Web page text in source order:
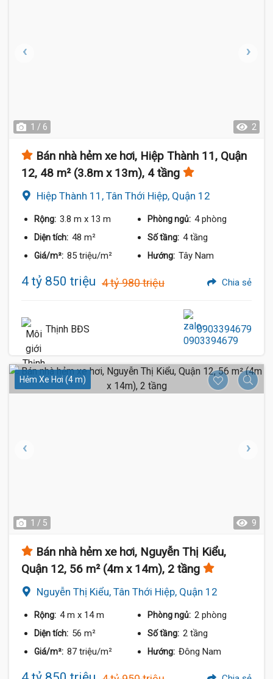
1 / 6 2
Bán nhà hẻm xe hơi, Hiệp Thành 11, Quận
12, 48 m² (3.8m x 13m), 4 tầng
Hiệp Thành 11, Tân Thới Hiệp, Quận 12
Rộng: 3.8 m x 13 m Phòng ngủ: 4 phòng
Diện tích: 48 m² Số tầng: 4 tầng
Giá/m²: 85 triệu/m² Hướng: Tây Nam
4 tỷ 850 triệu 4 tỷ 980 triệu Chia sẻ
Thịnh BĐS 0903394679
Hẻm Xe Hơi (4 m)
1 / 5 9
Bán nhà hẻm xe hơi, Nguyễn Thị Kiểu,
Quận 12, 56 m² (4m x 14m), 2 tầng
Nguyễn Thị Kiểu, Tân Thới Hiệp, Quận 12
Rộng: 4 m x 14 m Phòng ngủ: 2 phòng
Diện tích: 56 m² Số tầng: 2 tầng
Giá/m²: 87 triệu/m² Hướng: Đông Nam